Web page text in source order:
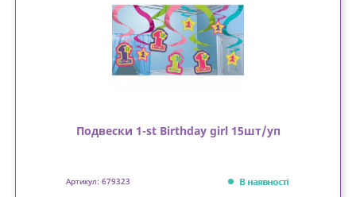
Подвески 1-st Birthday girl 15шт/уп
Артикул: 679323 В наявності